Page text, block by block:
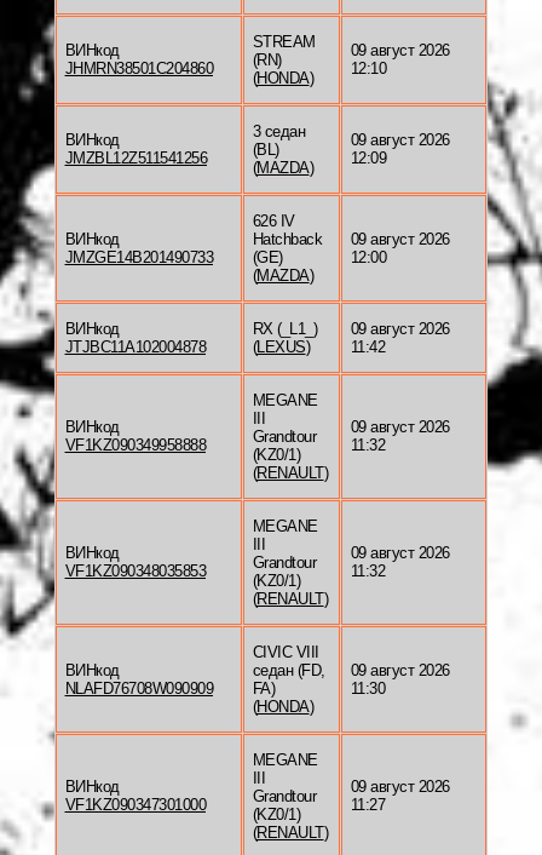
ВИНкод
JHMRN38501C204860
STREAM
(RN)
(HONDA)
09 август 2026
12:10
ВИНкод
JMZBL12Z511541256
3 седан
(BL)
(MAZDA)
09 август 2026
12:09
ВИНкод
JMZGE14B201490733
626 IV
Hatchback
(GE)
(MAZDA)
09 август 2026
12:00
ВИНкод
JTJBC11A102004878
RX (_L1_)
(LEXUS)
09 август 2026
11:42
ВИНкод
VF1KZ090349958888
MEGANE
Grandtour
(KZ0/1)
(RENAULT)
09 август 2026
11:32
ВИНкод
VF1KZ090348035853
MEGANE
Grandtour
(KZ0/1)
(RENAULT)
09 август 2026
11:32
ВИНкод
NLAFD76708W090909
CIVIC VIII
седан (FD,
FA)
(HONDA)
09 август 2026
11:30
ВИНкод
VF1KZ090347301000
MEGANE
Grandtour
(KZ0/1)
(RENAULT)
09 август 2026
11:27